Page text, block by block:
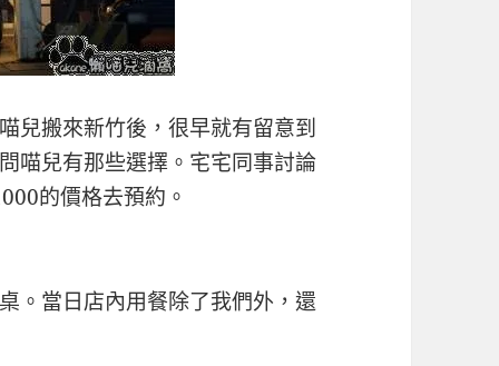
兒搬來新竹後，很早就有留意到
喵兒有那些選擇。宅宅同事討論
的價格去預約。
。當日店內用餐除了我們外，還